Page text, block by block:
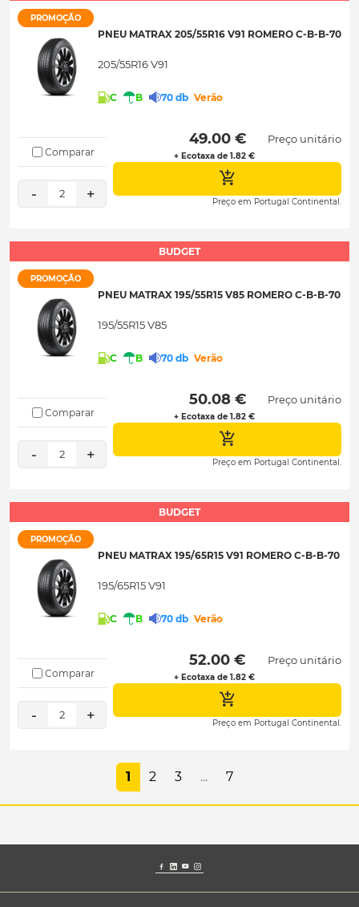
PROMOÇÃO
PNEU MATRAX 205/55R16 V91 ROMERO C-B-B-70
205/55R16 V91
C B 70 db Verão
Comparar
- 2 +
49.00 €
+ Ecotaxa de 1.82 €
Preço unitário
Preço em Portugal Continental.
BUDGET
PROMOÇÃO
PNEU MATRAX 195/55R15 V85 ROMERO C-B-B-70
195/55R15 V85
C B 70 db Verão
Comparar
- 2 +
50.08 €
+ Ecotaxa de 1.82 €
Preço unitário
Preço em Portugal Continental.
BUDGET
PROMOÇÃO
PNEU MATRAX 195/65R15 V91 ROMERO C-B-B-70
195/65R15 V91
C B 70 db Verão
Comparar
- 2 +
52.00 €
+ Ecotaxa de 1.82 €
Preço unitário
Preço em Portugal Continental.
1 2 3 ... 7